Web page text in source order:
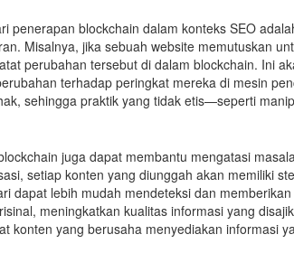
penerapan blockchain dalam konteks SEO
Misalnya, jika sebuah website memutuskan
perubahan tersebut di dalam blockchain. Ini
terhadap peringkat mereka di mesin
sehingga praktik yang tidak etis—seperti
juga dapat membantu mengatasi
setiap konten yang diunggah akan memiliki
dapat lebih mudah mendeteksi dan
meningkatkan kualitas informasi yang
konten yang berusaha menyediakan informasi